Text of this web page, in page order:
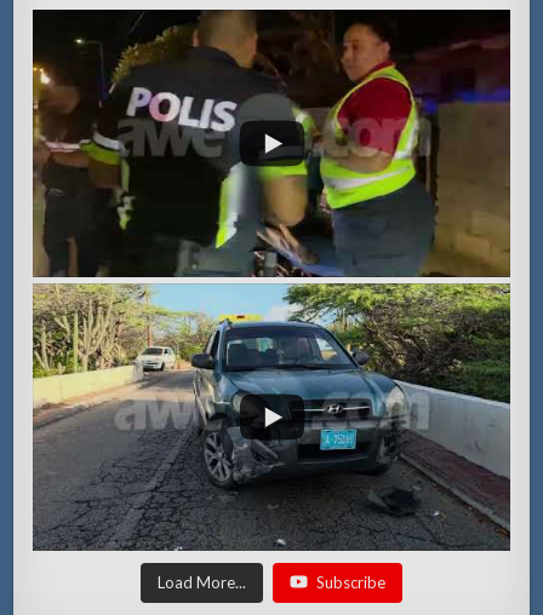
Load More... Subscribe